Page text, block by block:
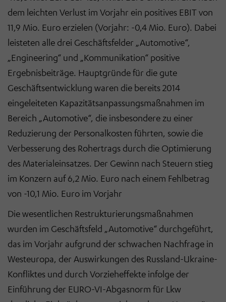
dem leichten Verlust im Vorjahr ein positives EBIT von
11,9 Mio. Euro erzielen (Vorjahr: -0,4 Mio. Euro). Dabei
leisteten alle drei Geschäftsfelder „Automotive“,
„Engineering“ und „Kommunikation“ positive
Ergebnisbeiträge. Hauptgründe für die gute
Geschäftsentwicklung waren die bereits 2014
eingeleiteten Kapazitätsanpassungsmaßnahmen im
Bereich „Automotive“, die insbesondere zu einer
Reduzierung der Personalkosten führten, sowie die
Verbesserung des Rohertrags durch die Optimierung
des Materialeinsatzes. Der Gewinn nach Steuern stieg
im Konzern auf 6,2 Mio. Euro nach einem Fehlbetrag
von -10,1 Mio. Euro im Vorjahr
Die wesentlichen Restrukturierungsmaßnahmen
wurden im Geschäftsfeld „Automotive“ durchgeführt,
das im Vorjahr aufgrund der schwachen Nachfrage in
Westeuropa, der Auswirkungen des Russland-Ukraine-
Konfliktes und durch Vorzieheffekte infolge der
Einführung der EURO-VI-Abgasnorm für Lkw